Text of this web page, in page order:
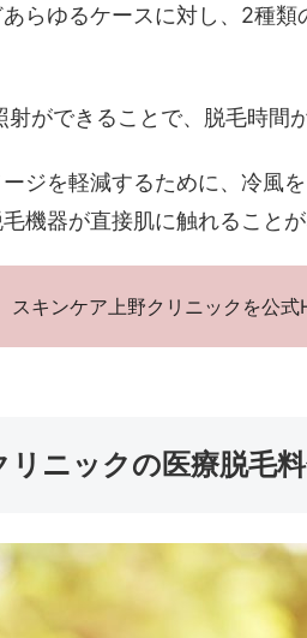
らゆるケースに対し、2種
ができることで、脱毛時間が
ジを軽減するために、冷風
機器が直接肌に触れることが
スキンケア上野クリニックを公式
ニックの医療脱毛